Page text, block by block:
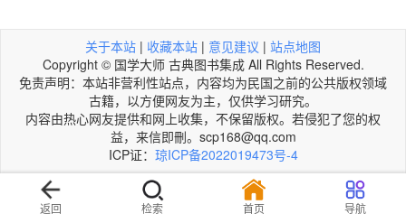
关于本站 | 收藏本站 | 意见建议 | 站点地图
Copyright © 国学大师 古典图书集成 All Rights Reserved.
免责声明：本站非营利性站点，内容均为民国之前的公共版权领域
古籍，以方便网友为主，仅供学习研究。
内容由热心网友提供和网上收集，不保留版权。若侵犯了您的权
益，来信即刪。scp168@qq.com
ICP证： 琼ICP备2022019473号-4
返回 检索 首页 导航